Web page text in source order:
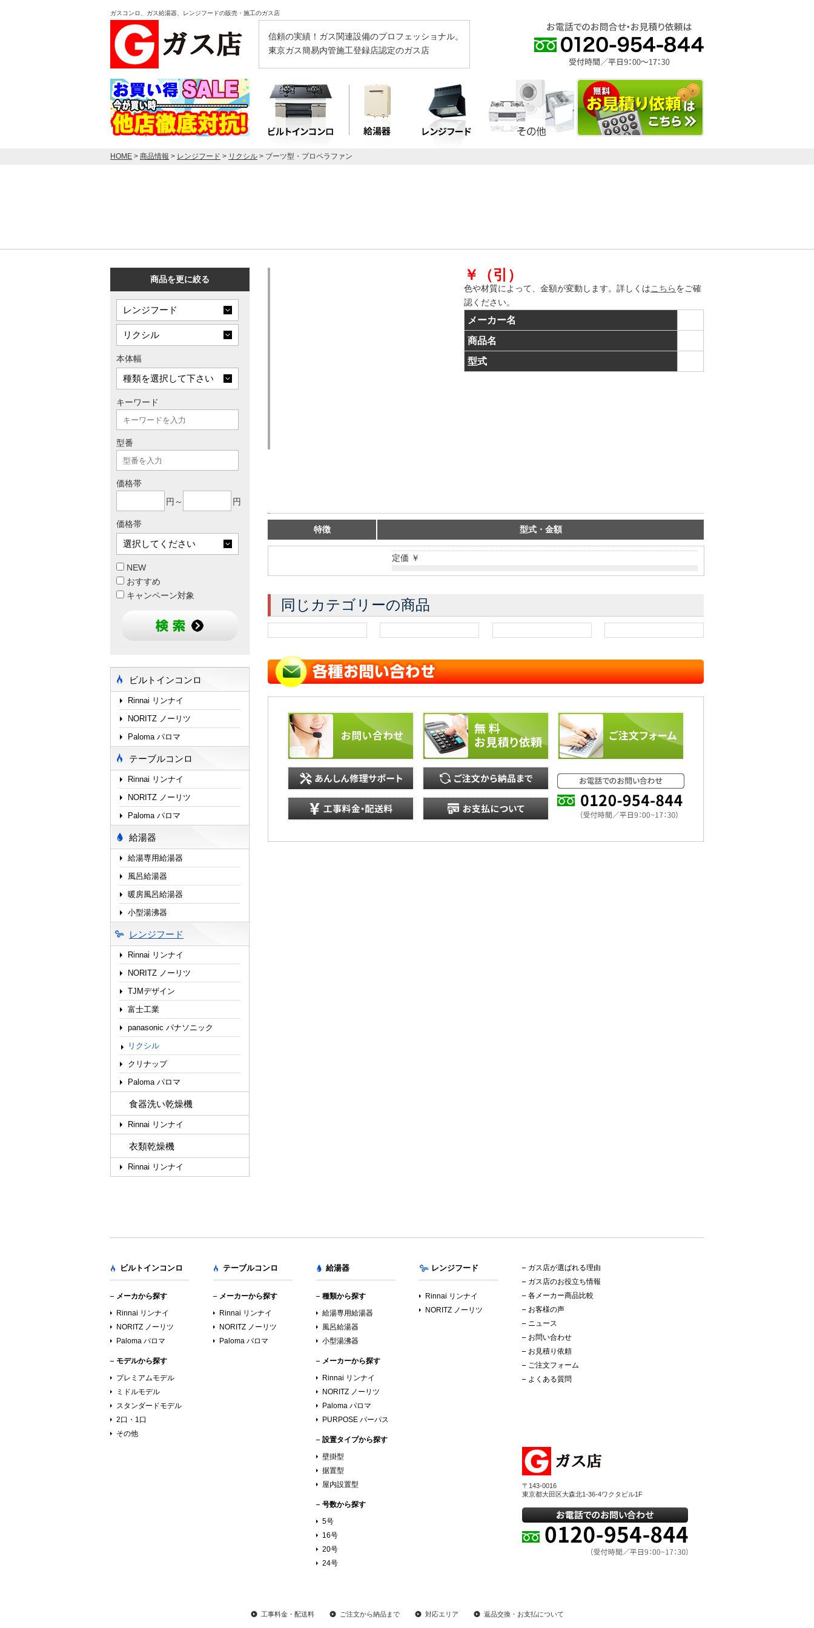
ガスコンロ、ガス給湯器、レンジフードの販売・施工のガス店
信頼の実績！ガス関連設備のプロフェッショナル。
東京ガス簡易内管施工登録店認定のガス店
HOME > 商品情報 > レンジフード > リクシル > ブーツ型・プロペラファン
￥（引）
色や材質によって、金額が変動します。詳しくはこちら をご確
認ください。
メーカー名
商品名
型式
特徴 型式・金額
定価 ￥
同じカテゴリーの商品
商品を更に絞る
本体幅
キーワード
型番
価格帯
円～
円
価格帯
NEW
おすすめ
キャンペーン対象
ビルトインコンロ
Rinnai リンナイ
NORITZ ノーリツ
Paloma パロマ
テーブルコンロ
Rinnai リンナイ
NORITZ ノーリツ
Paloma パロマ
給湯器
給湯専用給湯器
風呂給湯器
暖房風呂給湯器
小型湯沸器
レンジフード
Rinnai リンナイ
NORITZ ノーリツ
TJMデザイン
富士工業
panasonic パナソニック
リクシル
クリナップ
Paloma パロマ
食器洗い乾燥機
Rinnai リンナイ
衣類乾燥機
Rinnai リンナイ
ビルトインコンロ
メーカから探す
Rinnai リンナイ
NORITZ ノーリツ
Paloma パロマ
モデルから探す
プレミアムモデル
ミドルモデル
スタンダードモデル
2口・1口
その他
テーブルコンロ
メーカーから探す
Rinnai リンナイ
NORITZ ノーリツ
Paloma パロマ
給湯器
種類から探す
給湯専用給湯器
風呂給湯器
小型湯沸器
メーカーから探す
Rinnai リンナイ
NORITZ ノーリツ
Paloma パロマ
PURPOSE パーパス
設置タイプから探す
壁掛型
据置型
屋内設置型
号数から探す
5号
16号
20号
24号
レンジフード
Rinnai リンナイ
NORITZ ノーリツ
ガス店が選ばれる理由
ガス店のお役立ち情報
各メーカー商品比較
お客様の声
ニュース
お問い合わせ
お見積り依頼
ご注文フォーム
よくある質問
〒143-0016
東京都大田区大森北1-36-4ワクタビル1F
工事料金・配送料 ご注文から納品まで 対応エリア 返品交換・お支払について